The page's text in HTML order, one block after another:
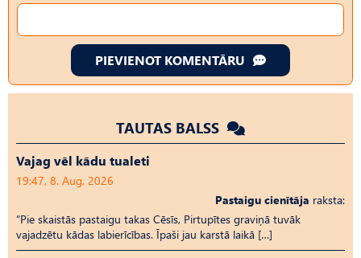
PIEVIENOT KOMENTĀRU
TAUTAS BALSS
Vajag vēl kādu tualeti
19:47, 8. Aug, 2026
Pastaigu cienītāja raksta:
“Pie skaistās pastaigu takas Cēsīs, Pirtupītes graviņā tuvāk
vajadzētu kādas labierīcības. Īpaši jau karstā laikā […]